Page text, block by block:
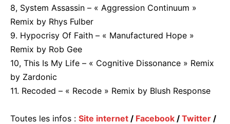
8, System Assassin – « Aggression Continuum »
Remix by Rhys Fulber
9. Hypocrisy Of Faith – « Manufactured Hope »
Remix by Rob Gee
10, This Is My Life – « Cognitive Dissonance » Remix
by Zardonic
11. Recoded – « Recode » Remix by Blush Response
Toutes les infos : Site internet / Facebook / Twitter /